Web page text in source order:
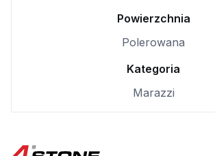
Powierzchnia
Polerowana
Kategoria
Marazzi